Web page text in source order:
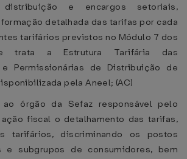
e encargos setoriais,
detalhada das tarifas por cada
tarifários previstos no Módulo 7 dos
trata a Estrutura Tarifária das
e Permissionárias de Distribuição de
pela Aneel; (AC)
órgão da Sefaz responsável pelo
fiscal o detalhamento das tarifas,
tarifários, discriminando os postos
e subgrupos de consumidores, bem